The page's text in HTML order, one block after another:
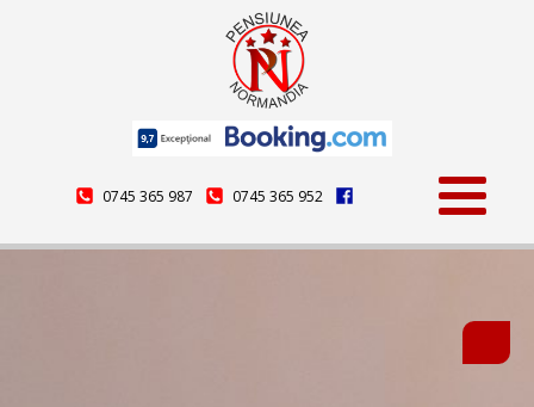
0745 365 987 0745 365 952